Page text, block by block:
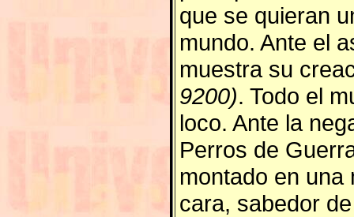
que se quieran
mundo. Ante el
muestra su
9200). Todo el
loco. Ante la
Perros de
montado en una
cara, sabedor